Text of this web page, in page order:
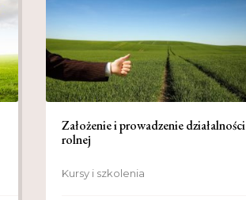
Założenie i prowadzenie działalności
rolnej
Kursy i szkolenia